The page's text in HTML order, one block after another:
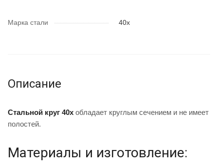
Марка стали 40х
Описание
Стальной круг 40х обладает круглым сечением и не имеет
полостей.
Материалы и изготовление: